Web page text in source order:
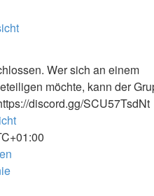
Wer sich an einem
möchte, kann der
discord.gg/SCU57TsdNt